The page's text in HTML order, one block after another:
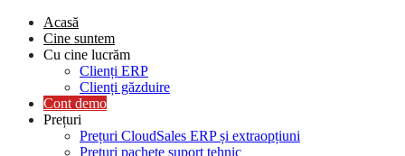
Skip
content
Acasă
Cine suntem
Cu cine lucrăm
Clienți ERP
Clienți găzduire
Cont demo
Prețuri
Prețuri CloudSales ERP și extraopțiuni
Prețuri pachete suport tehnic